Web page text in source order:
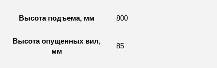
Высота подъема, мм 800
Высота опущенных вил,
мм
85